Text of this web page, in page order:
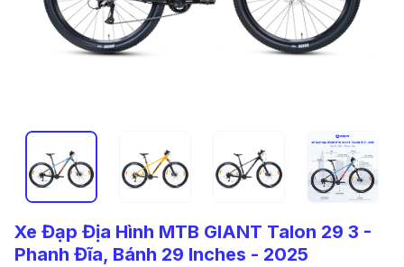
Xe Đạp Địa Hình MTB GIANT Talon 29 3 -
Phanh Đĩa, Bánh 29 Inches - 2025